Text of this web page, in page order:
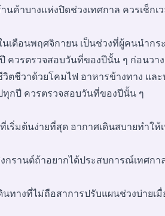
ค้าบางแห่งปิดช่วงเทศกาล ควรเช็กเ
เดือนพฤศจิกายน เป็นช่วงที่ผู้คนนำกร
ควรตรวจสอบวันที่ของปีนั้น ๆ ก่อนวา
ตชีวาด้วยโคมไฟ อาหารข้างทาง แล
ทุกปี ควรตรวจสอบวันที่ของปีนั้น ๆ
ริ่มต้นง่ายที่สุด อากาศเดินสบายทำให้
กรานต์ถ้าอยากได้ประสบการณ์เทศกา
นทางที่ไม่ถือสาการปรับแผนช่วงบ่ายเ